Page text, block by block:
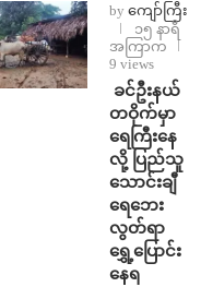
by ကျော်ကြီး
၁၅ နာရီ
အကြာက
9 views
⁩ ⁨ခင်ဦးနယ်
တဝိုက်မှာ
ရေကြီးနေ
လို့ ပြည်သူ
သောင်းချီ
ရေဘေး
လွတ်ရာ
ရွှေ့ပြောင်း
နေရ